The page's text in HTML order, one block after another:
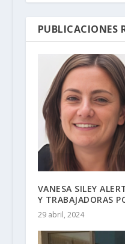
PUBLICACIONES
VANESA SILEY
Y TRABAJADORAS
29 abril, 2024